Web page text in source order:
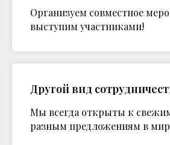
Организуем совместное
выступим участниками!
Другой вид
Мы всегда открыты к
разным предложениям в